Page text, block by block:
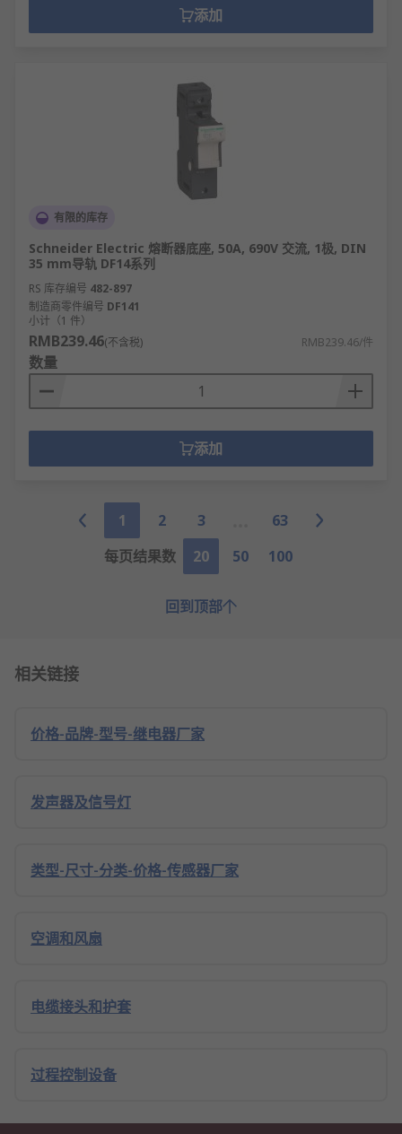
添加
有限的库存
Schneider Electric 熔断器底座, 50A, 690V 交流, 1极, DIN
35 mm导轨 DF14系列
RS 库存编号 482-897
制造商零件编号 DF141
小计（1 件）
RMB239.46(不含税) RMB239.46/件
数量
添加
1 2 3
63
每页结果数
20 50 100
回到顶部
相关链接
价格-品牌-型号-继电器厂家
发声器及信号灯
类型-尺寸-分类-价格-传感器厂家
空调和风扇
电缆接头和护套
过程控制设备